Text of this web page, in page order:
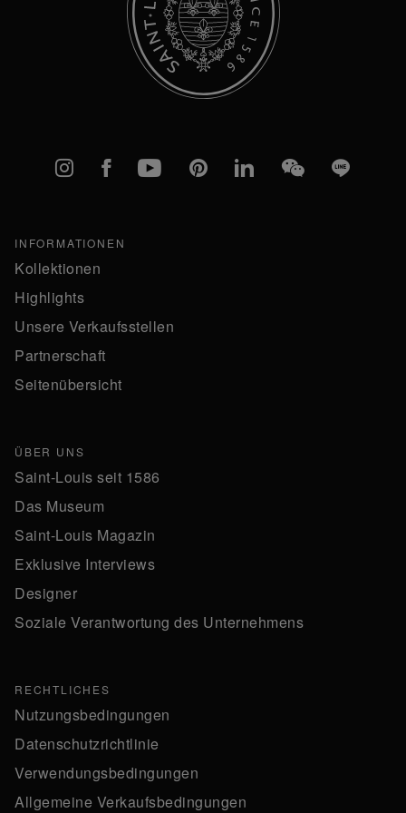
Instagram
FacebookYouTubePinterestlinkedInWeChatLine
INFORMATIONEN
Kollektionen
Highlights
Unsere Verkaufsstellen
Partnerschaft
Seitenübersicht
ÜBER UNS
Saint-Louis seit 1586
Das Museum
Saint-Louis Magazin
Exklusive Interviews
Designer
Soziale Verantwortung des Unternehmens
RECHTLICHES
Nutzungsbedingungen
Datenschutzrichtlinie
Verwendungsbedingungen
Allgemeine Verkaufsbedingungen